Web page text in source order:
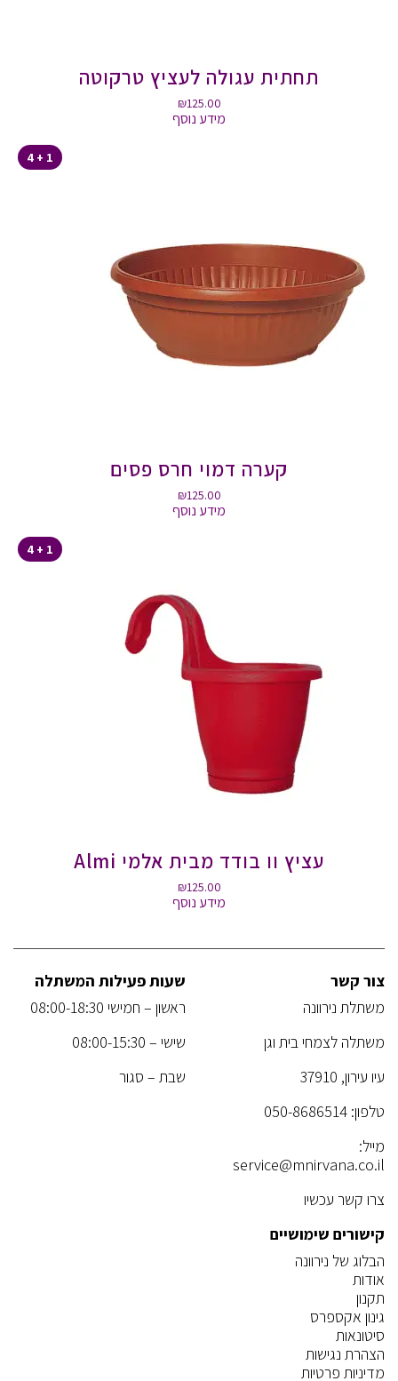
תחתית עגולה לעציץ טרקוטה
₪125.00
מידע נוסף
1 + 4
קערה דמוי חרס פסים
₪125.00
מידע נוסף
1 + 4
עציץ וו בודד מבית אלמי Almi
₪125.00
מידע נוסף
צור קשר
משתלת נירוונה
משתלה לצמחי בית וגן
עיו עירון, 37910
טלפון: 050-8686514
מייל:
service@mnirvana.co.il
צרו קשר עכשיו
שעות פעילות המשתלה
ראשון – חמישי 08:00-18:30
שישי – 08:00-15:30
שבת – סגור
קישורים שימושיים
הבלוג של נירוונה
אודות
תקנון
גינון אקספרס
סיטונאות
הצהרת נגישות
מדיניות פרטיות